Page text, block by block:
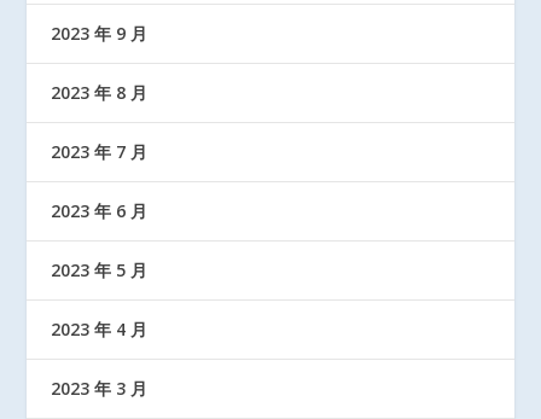
2023 年 9 月
2023 年 8 月
2023 年 7 月
2023 年 6 月
2023 年 5 月
2023 年 4 月
2023 年 3 月